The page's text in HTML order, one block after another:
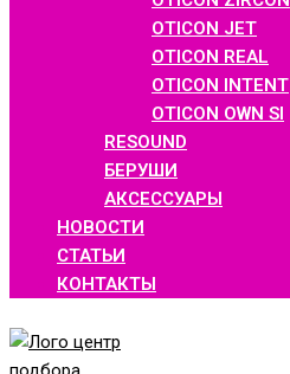
OTICON JET
OTICON REAL
OTICON INTENT
OTICON OWN SI
RESOUND
БЕРУШИ
АКСЕССУАРЫ
НОВОСТИ
СТАТЬИ
КОНТАКТЫ